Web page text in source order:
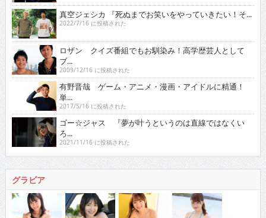
真空ジェシカ 『死ぬまでお笑いをやっていきたい！そ...
2022/7/16 に投稿された
ロザン クイズ番組でもお馴染み！高学歴芸人として
ブ...
2009/12/16 に投稿された
有野晋哉 ゲーム・アニメ・漫画・アイドルに精通！
単...
2017/5/16 に投稿された
ゴー☆ジャス 『夢が叶うというのは直線ではなくい
ろ...
2021/11/16 に投稿された
グラビア